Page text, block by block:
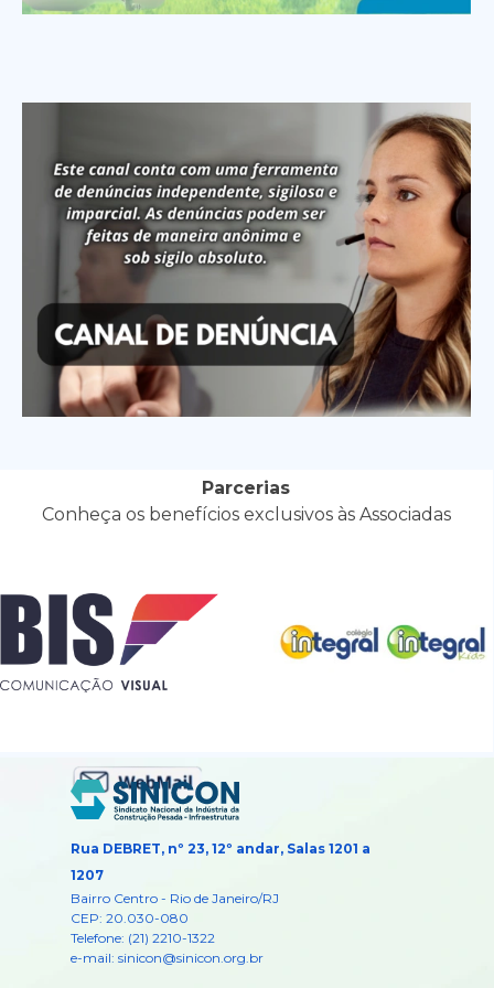
Parcerias
Conheça os benefícios exclusivos às Associadas
Rua DEBRET, nº 23, 12º andar, Salas 1201 a
1207
Bairro Centro - Rio de Janeiro/RJ
CEP: 20.030-080
Telefone: (21) 2210-1322
e-mail: sinicon@sinicon.org.br